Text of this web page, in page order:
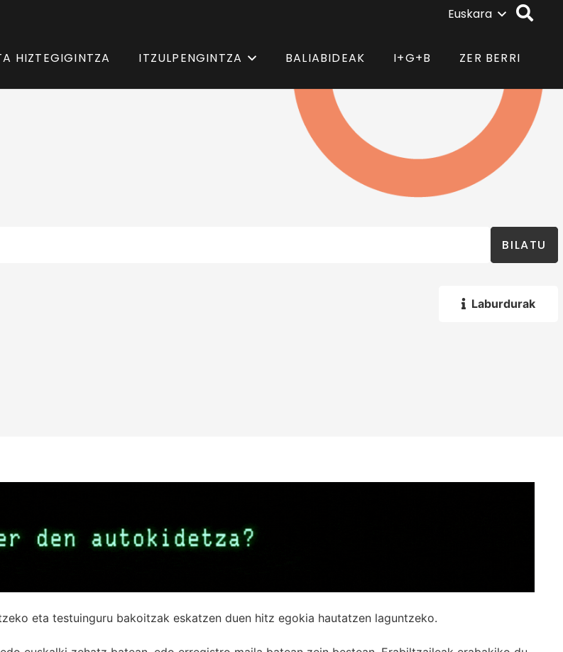
Euskara
HIZTEGIGINTZA ITZULPENGINTZA BALIABIDEAK I+G+B ZER BERRI
BILATU
Laburdurak
eta testuinguru bakoitzak eskatzen duen hitz egokia hautatzen laguntzeko.